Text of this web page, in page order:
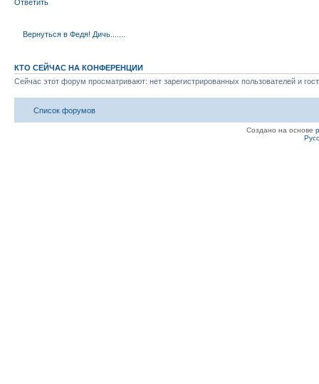
Ответить
Вернуться в Федя! Дичь.......
КТО СЕЙЧАС НА КОНФЕРЕНЦИИ
Сейчас этот форум просматривают: нет зарегистрированных пользователей и
Список форумов
Создано на основе